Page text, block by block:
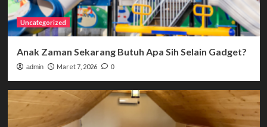
Uncategorized
Anak Zaman Sekarang Butuh Apa Sih Selain Gadget?
admin Maret 7, 2026 0